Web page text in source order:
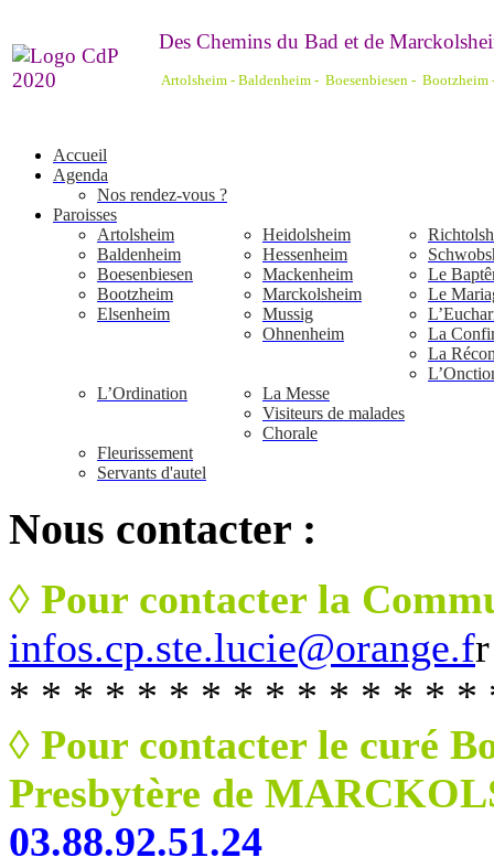
Des Chemins du Bad et de
Artolsheim - Baldenheim - Boesenbiesen -
Accueil
Agenda
Nos rendez-vous ?
Paroisses
Artolsheim
Baldenheim
Boesenbiesen
Bootzheim
Elsenheim
Heidolsheim
Hessenheim
Mackenheim
Marckolsheim
Mussig
Ohnenheim
Le
Le
La
La
L’Ordination
La Messe
Visiteurs de malades
Chorale
Fleurissement
Servants d'autel
Nous contacter :
◊ Pour contacter la
infos.cp.ste.lucie@orange.fr
* * * * * * * * * * * * * * *
◊ Pour contacter le curé
Presbytère de
03.88.92.51.24